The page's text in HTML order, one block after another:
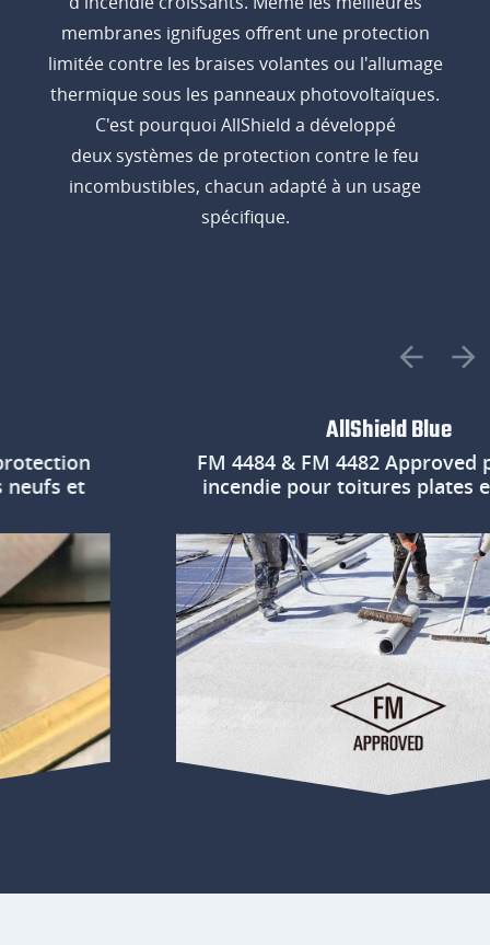
membranes ignifuges offrent une protection
limitée contre les braises volantes ou l'allumage
thermique sous les panneaux photovoltaïques.
C'est pourquoi AllShield a développé
deux systèmes de protection contre le feu
incombustibles, chacun adapté à un usage
spécifique.
et
AllShield Blue
FM 4484 & FM 4482 Approved
incendie pour toitures plates